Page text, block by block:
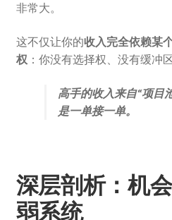
非常大。
这不仅让你的收入完全依赖某
权 ：你没有选择权、没有缓冲
高手的收入来自“项目
是一单接一单。
深层剖析：机
弱系统